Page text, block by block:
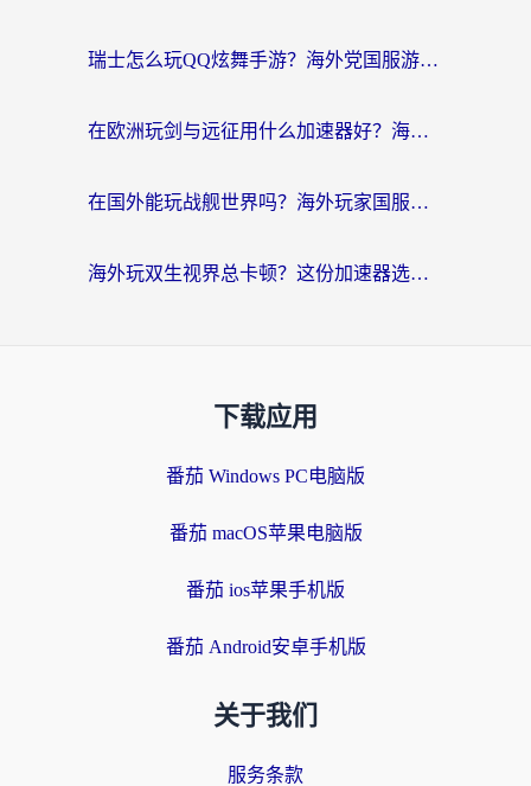
瑞士怎么玩QQ炫舞手游？海外党国服游戏不卡指南（附重生细胞闪耀暖暖优化技巧）
在欧洲玩剑与远征用什么加速器好？海外党亲测有效的国服游戏加速指南
在国外能玩战舰世界吗？海外玩家国服畅玩终极指南（附印尼天使之战赛事攻略）
海外玩双生视界总卡顿？这份加速器选择指南帮你告别延迟（附欧洲流星蝴蝶剑澳门青鸾繁华录优化技巧）
下载应用
番茄 Windows PC电脑版
番茄 macOS苹果电脑版
番茄 ios苹果手机版
番茄 Android安卓手机版
关于我们
服务条款